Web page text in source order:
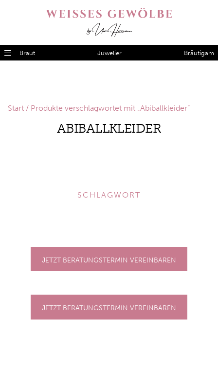
Braut Juwelier Bräutigam
Start / Produkte verschlagwortet mit „Abiballkleider“
ABIBALLKLEIDER
SCHLAGWORT
JETZT BERATUNGSTERMIN VEREINBAREN
JETZT BERATUNGSTERMIN VEREINBAREN